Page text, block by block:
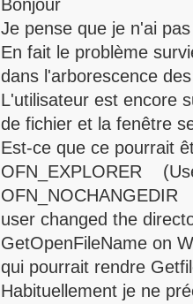
Bonjour
Je pense que je n'ai
En fait le problème
dans l'arborescence
L'utilisateur est encore
de fichier et la fenêtre
Est-ce que ce pourrait
OFN_EXPLORER
user changed the
GetOpenFileName on
qui pourrait rendre
Habituellement je ne